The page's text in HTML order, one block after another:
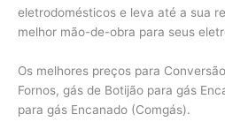
eletrodomésticos e leva até a sua
melhor mão-de-obra para seus
Os melhores preços para
Fornos, gás de Botijão para gás
para gás Encanado (Comgás).